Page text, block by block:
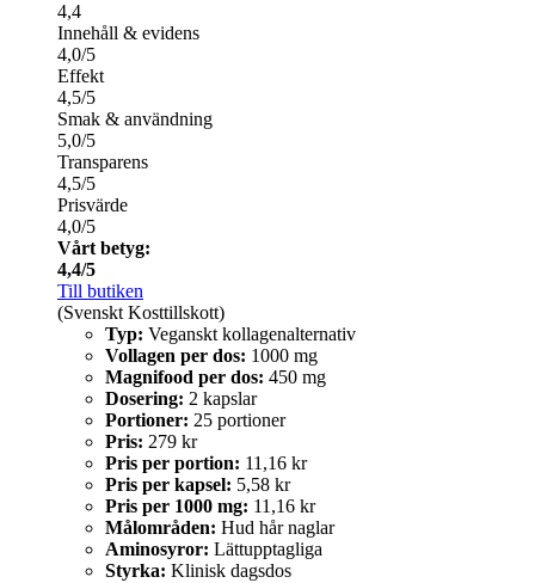
4,4
Innehåll & evidens
4,0/5
Effekt
4,5/5
Smak & användning
5,0/5
Transparens
4,5/5
Prisvärde
4,0/5
Vårt betyg:
4,4/5
Till butiken
(Svenskt Kosttillskott)
Typ: Veganskt kollagenalternativ
Vollagen per dos: 1000 mg
Magnifood per dos: 450 mg
Dosering: 2 kapslar
Portioner: 25 portioner
Pris: 279 kr
Pris per portion: 11,16 kr
Pris per kapsel: 5,58 kr
Pris per 1000 mg: 11,16 kr
Målområden: Hud hår naglar
Aminosyror: Lättupptagliga
Styrka: Klinisk dagsdos